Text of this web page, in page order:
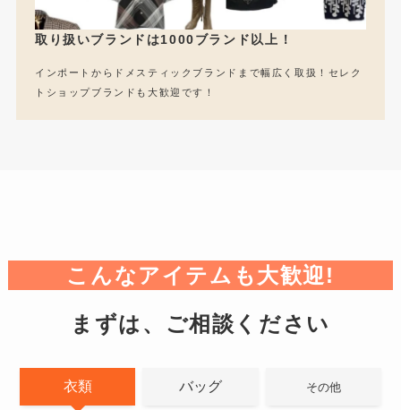
取り扱いブランドは1000ブランド以上！
インポートからドメスティックブランドまで幅広く取扱！セレク
トショップブランドも大歓迎です！
こんなアイテムも大歓迎!
まずは、ご相談ください
衣類 バッグ その他